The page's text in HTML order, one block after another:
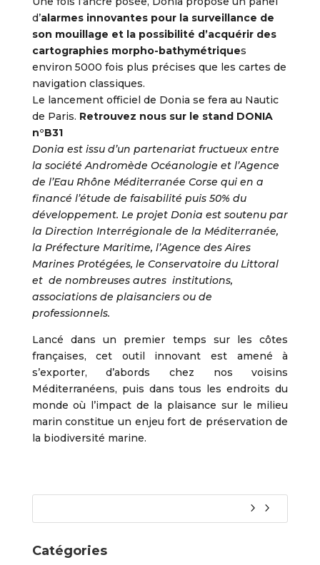
d’alarmes innovantes pour la surveillance de
son mouillage et la possibilité d’acquérir des
cartographies morpho-bathymétriques
environ 5000 fois plus précises que les cartes de
navigation classiques.
Le lancement officiel de Donia se fera au Nautic
de Paris. Retrouvez nous sur le stand DONIA
n°B31
Donia est issu d’un partenariat fructueux entre
la société Andromède Océanologie et l’Agence
de l’Eau Rhône Méditerranée Corse qui en a
financé l’étude de faisabilité puis 50% du
développement. Le projet Donia est soutenu par
la Direction Interrégionale de la Méditerranée,
la Préfecture Maritime, l’Agence des Aires
Marines Protégées, le Conservatoire du Littoral
et de nombreuses autres institutions,
associations de plaisanciers ou de
professionnels.
Lancé dans un premier temps sur les côtes
françaises, cet outil innovant est amené à
s’exporter, d’abords chez nos voisins
Méditerranéens, puis dans tous les endroits du
monde où l’impact de la plaisance sur le milieu
marin constitue un enjeu fort de préservation de
la biodiversité marine.
Catégories